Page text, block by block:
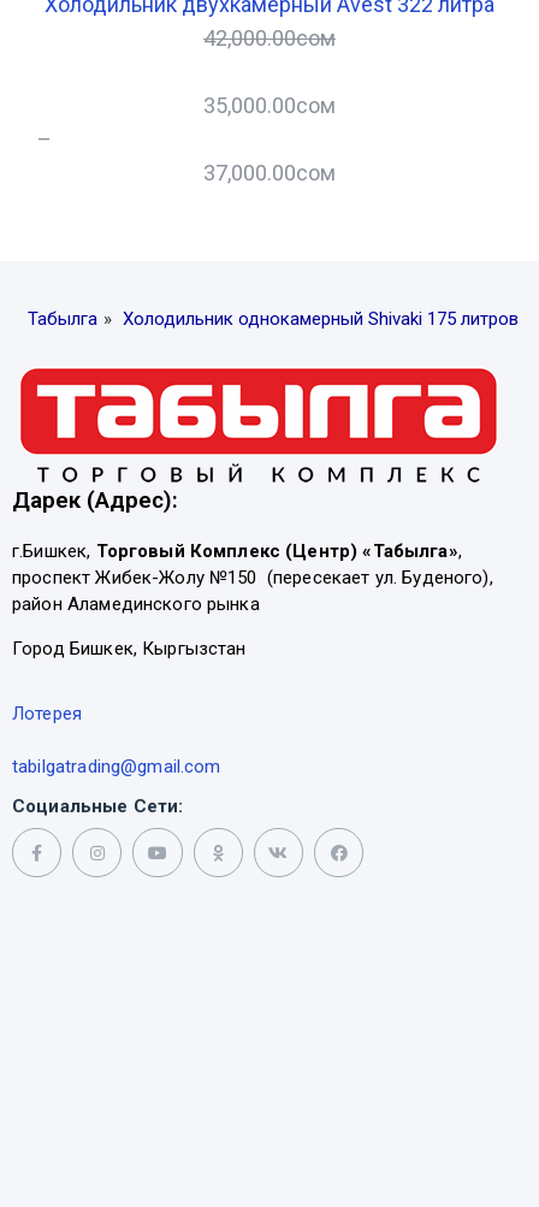
42,000.00сом
35,000.00сом
–
37,000.00сом
Табылга » Холодильник однокамерный Shivaki 175 литров
Дарек (Адрес):
г.Бишкек, Торговый Комплекс (Центр) «Табылга»,
проспект Жибек-Жолу №150 (пересекает ул. Буденого),
район Аламединского рынка
Город Бишкек, Кыргызстан
Лотерея
tabilgatrading@gmail.com
Социальные Сети: